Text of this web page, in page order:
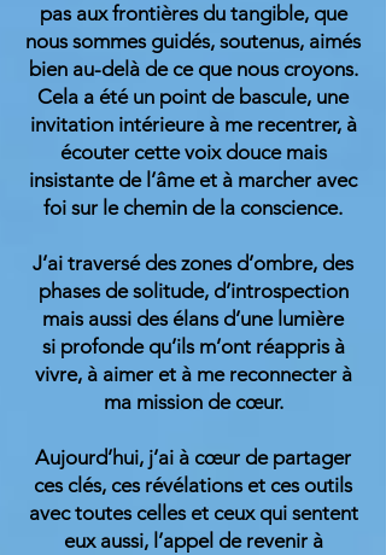
pas aux frontières du tangible, que
nous sommes guidés, soutenus, aimés
bien au-delà de ce que nous croyons.
Cela a été un point de bascule, une
invitation intérieure à me recentrer, à
écouter cette voix douce mais
insistante de l’âme et à marcher avec
foi sur le chemin de la conscience.
J’ai traversé des zones d’ombre, des
phases de solitude, d’introspection
mais aussi des élans d’une lumière
si profonde qu’ils m’ont réappris à
vivre, à aimer et à me reconnecter à
ma mission de cœur.
Aujourd’hui, j’ai à cœur de partager
ces clés, ces révélations et ces outils
avec toutes celles et ceux qui sentent
eux aussi, l’appel de revenir à